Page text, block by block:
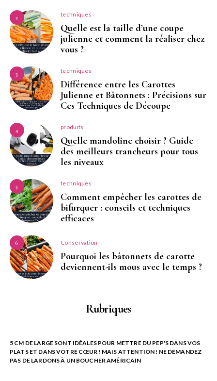
2 techniques
Quelle est la taille d’une coupe
julienne et comment la réaliser chez
vous ?
3 techniques
Différence entre les Carottes
Julienne et Bâtonnets : Précisions sur
Ces Techniques de Découpe
4 produits
Quelle mandoline choisir ? Guide
des meilleurs trancheurs pour tous
les niveaux
5 techniques
Comment empêcher les carottes de
bifurquer : conseils et techniques
efficaces
6 Conservation
Pourquoi les bâtonnets de carotte
deviennent-ils mous avec le temps ?
Rubriques
5 CM DE LARGE SONT IDÉALES POUR METTRE DU PEP'S DANS VOS
PLATS ET DANS VOTRE CŒUR ! MAIS ATTENTION ! NE DEMANDEZ
PAS DE LARDONS À UN BOUCHER AMÉRICAIN